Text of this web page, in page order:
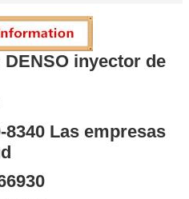
inyector de
8340 Las empresas